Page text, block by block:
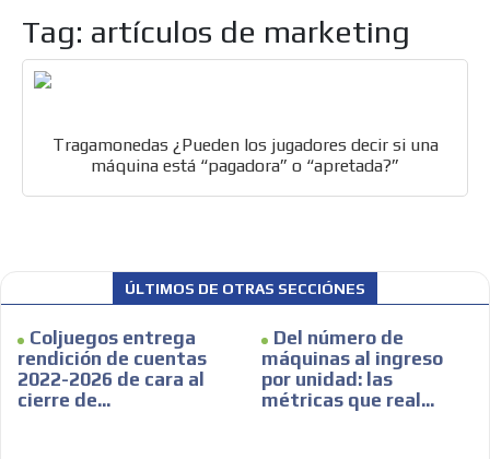
Tag: artículos de marketing
Tragamonedas ¿Pueden los jugadores decir si una
máquina está “pagadora” o “apretada?”
ÚLTIMOS DE OTRAS SECCIÓNES
Coljuegos entrega
rendición de cuentas
2022-2026 de cara al
cierre de...
Del número de
máquinas al ingreso
por unidad: las
métricas que real...